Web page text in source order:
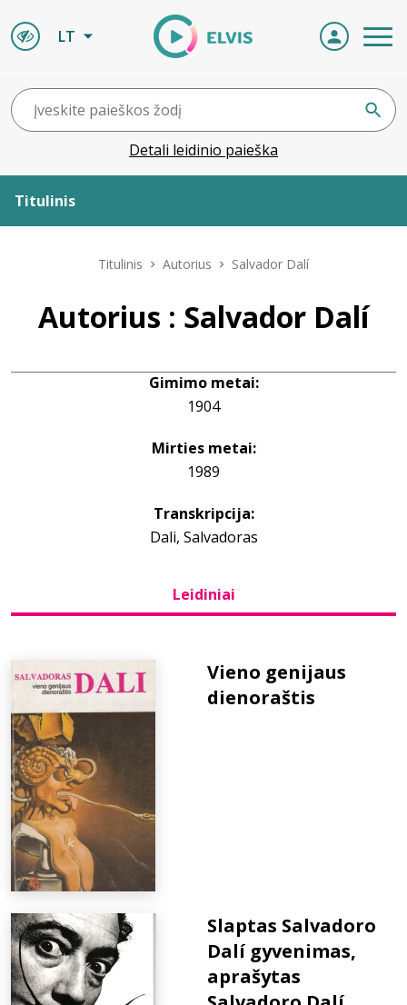
LT
Detali leidinio paieška
Titulinis
Leidiniai
info@elvislab.lt
Titulinis Autorius Salvador Dalí
Autorius : Salvador Dalí
Gimimo metai:
1904
Mirties metai:
1989
Transkripcija:
Dali, Salvadoras
Leidiniai
Vieno genijaus
dienoraštis
Slaptas Salvadoro
Dalí gyvenimas,
aprašytas